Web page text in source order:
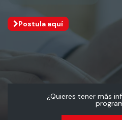
Postula aquí
¿Quieres tener más